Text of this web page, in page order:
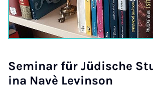
Sem­in­ar für Jüdis­che
ina Navè Lev­in­son